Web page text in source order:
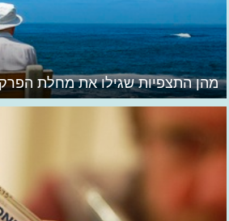
מהן התצפיות שגילו את מחלת